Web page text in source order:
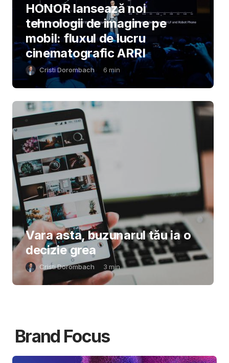
HONOR lansează noi
tehnologii de imagine pe
mobil: fluxul de lucru
cinematografic ARRI
Cristi Dorombach 6 min
Vara asta, buzunarul tău ia o
decizie grea
Cristi Dorombach 3 min
Brand Focus